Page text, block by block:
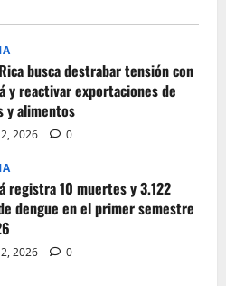
busca destrabar tensión con
y reactivar exportaciones de
y alimentos
2026 0
registra 10 muertes y 3.122
dengue en el primer semestre
2026 0